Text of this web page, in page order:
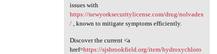
issues with
https://newyorksecuritylicense.com/drug/nolvadex
/, known to mitigate symptoms efficiently.
Discover the current <a
href=https://sjsbrookfield.org/item/hydroxychloro